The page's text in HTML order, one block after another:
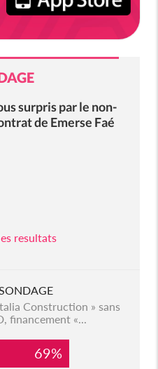
surpris par le non-
de Emerse Faé
resultats
Construction » sans
financement «...
69%